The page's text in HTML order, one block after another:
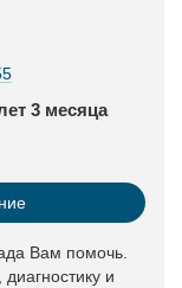
3 месяца
Вам помочь.
и